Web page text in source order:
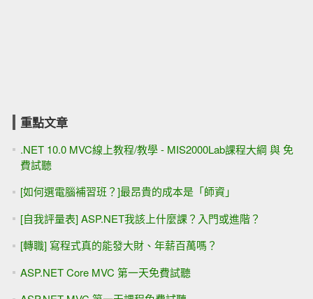
重點文章
.NET 10.0 MVC線上教程/教學 - MIS2000Lab課程大綱 與 免
費試聽
[如何選電腦補習班？]最昂貴的成本是「師資」
[自我評量表] ASP.NET我該上什麼課？入門或進階？
[轉職] 寫程式真的能發大財、年薪百萬嗎？
ASP.NET Core MVC 第一天免費試聽